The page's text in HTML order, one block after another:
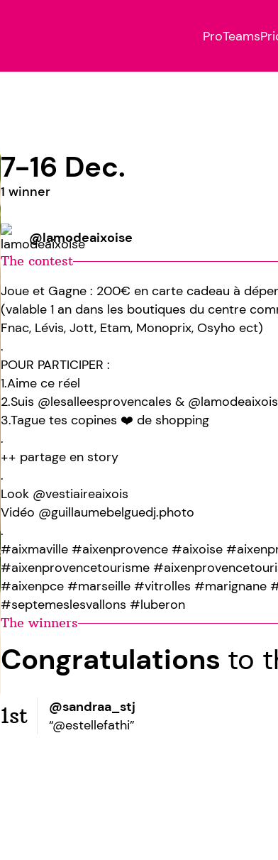
ProTeams
7-16 Dec.
1 winner
@lamodeaixoise
The contest
Joue et Gagne : 200€ en carte cadeau à
(valable 1 an dans les boutiques du centre
Fnac, Lévis, Jott, Etam, Monoprix, Osyho ect)
.
POUR PARTICIPER :
1.Aime ce réel
2.Suis @lesalleesprovencales &
3.Tague tes copines ❤️ de shopping
.
++ partage en story
.
Look @vestiaireaixois
Vidéo @guillaumebelguedj.photo
.
#aixmaville #aixenprovence #aixoise
#aixenprovencetourisme
#aixenpce #marseille #vitrolles #marignane
#septemeslesvallons #luberon
The winners
Congratulations to
1st
@sandraa_stj
“@estellefathi”